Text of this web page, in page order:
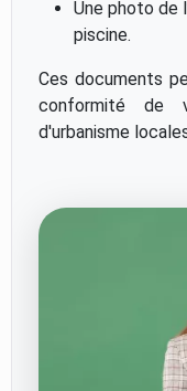
Une photo de
piscine.
Ces documents
conformité de
d'urbanisme